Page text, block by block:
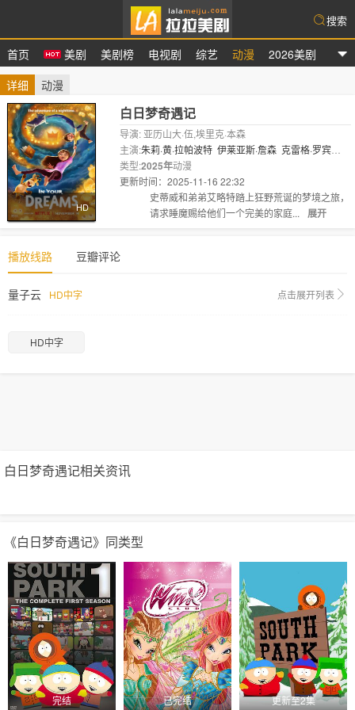
首页 美剧 美剧榜 电视剧 综艺 动漫 2026美剧
搜索
详细 动漫
HD
白日梦奇遇记
导演: 亚历山大·伍,埃里克·本森
主演:朱莉·黄·拉帕波特 伊莱亚斯·詹森 克雷格·罗宾
森 刘思慕 克里斯汀·米利欧缇
根 扎卡里·诺..
类型:2025年动漫
更新时间：2025-11-16 22:32
史蒂威和弟弟艾略特踏上狂野荒诞的梦境之旅，
请求睡魔赐给他们一个完美的家庭...
展开
播放线路 豆瓣评论
量子云 HD中字 点击展开列表
HD中字
白日梦奇遇记相关资讯
《白日梦奇遇记》同类型
完结 已完结 更新至2集